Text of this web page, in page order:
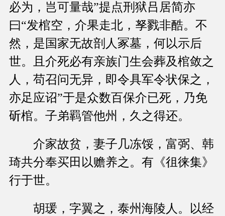
必为，岂可量哉”提点刑狱吕居简亦
曰“发棺空，介果走北，孥戮非酷。不
然，是国家无故剖人冢墓，何以示后
世。且介死必有亲族门生会葬及棺敛之
人，苟召问无异，即令具军令状保之，
亦足应诏”于是众数百保介已死，乃免
斫棺。子弟羁管他州，久之得还。
介家故贫，妻子几冻馁，富弼、韩
琦共分奉买田以赡养之。有《徂徕集》
行于世。
胡瑗，字翼之，泰州海陵人。以经